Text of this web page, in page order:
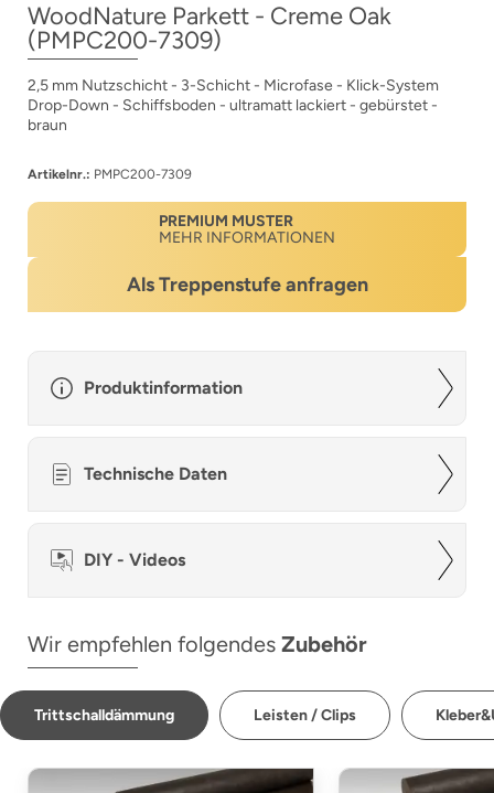
WoodNature Parkett - Creme Oak
(PMPC200-7309)
2,5 mm Nutzschicht - 3-Schicht - Microfase - Klick-System
Drop-Down - Schiffsboden - ultramatt lackiert - gebürstet -
braun
Artikelnr.: PMPC200-7309
PREMIUM MUSTER
MEHR INFORMATIONEN
Als Treppenstufe anfragen
Produktinformation
Technische Daten
DIY - Videos
Wir empfehlen folgendes Zubehör
Trittschalldämmung Leisten / Clips